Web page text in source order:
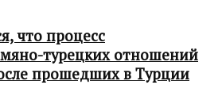
что процесс
турецких отношений
прошедших в Турции